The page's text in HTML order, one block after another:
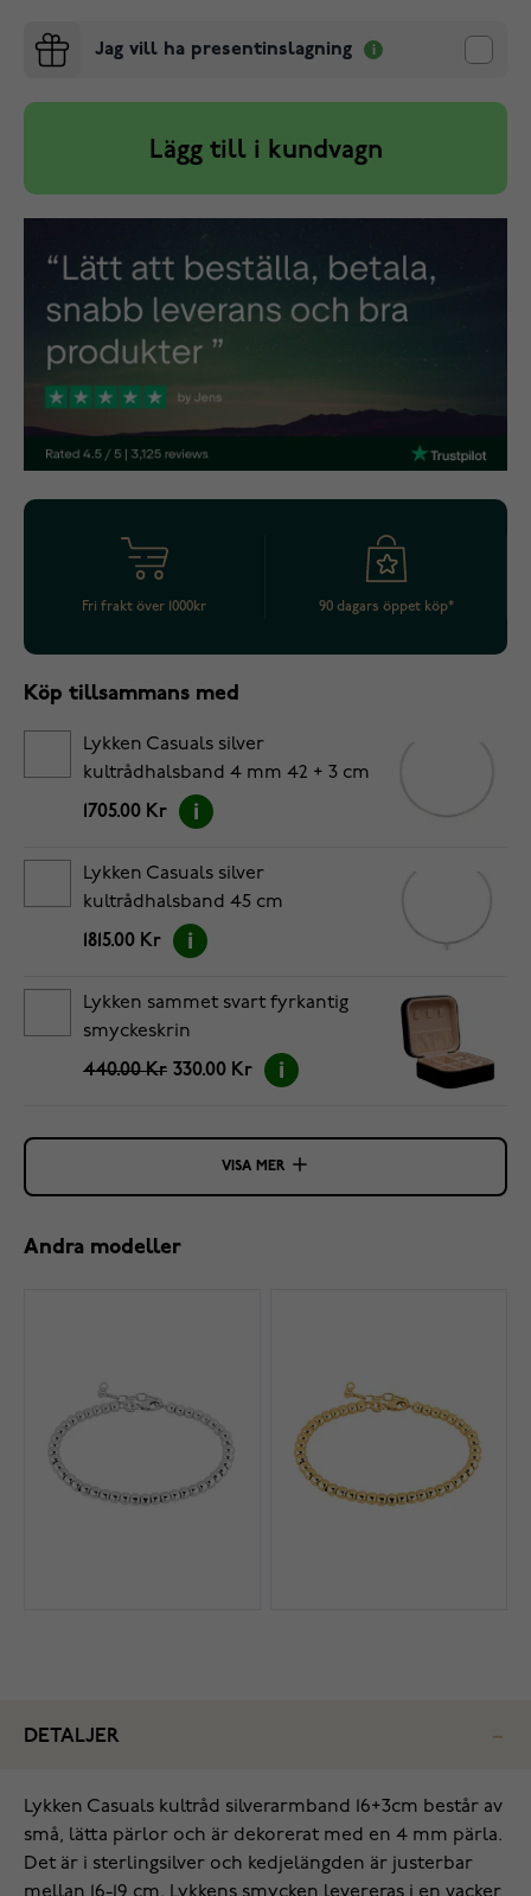
Jag vill ha presentinslagning
Lägg till i kundvagn
Fri frakt över 1000kr 90 dagars öppet köp*
Köp tillsammans med
Lykken Casuals silver
kultrådhalsband 4 mm 42 + 3 cm
1705.00 Kr
Lykken Casuals silver
kultrådhalsband 45 cm
1815.00 Kr
Lykken sammet svart fyrkantig
smyckeskrin
440.00 Kr 330.00 Kr
VISA MER
Andra modeller
DETALJER
Lykken Casuals kultråd silverarmband 16+3cm består av
små, lätta pärlor och är dekorerat med en 4 mm pärla.
Det är i sterlingsilver och kedjelängden är justerbar